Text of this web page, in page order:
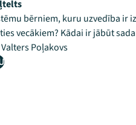
bērniem, kuru uzvedība ir
vecākiem? Kādai ir jābūt
Poļakovs